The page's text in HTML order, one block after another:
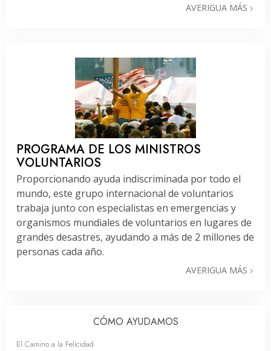
AVERIGUA MÁS
PROGRAMA DE LOS MINISTROS
VOLUNTARIOS
Proporcionando ayuda indiscriminada por todo el
mundo, este grupo internacional de voluntarios
trabaja junto con especialistas en emergencias y
organismos mundiales de voluntarios en lugares de
grandes desastres, ayudando a más de 2 millones de
personas cada año.
AVERIGUA MÁS
CÓMO AYUDAMOS
El Camino a la Felicidad